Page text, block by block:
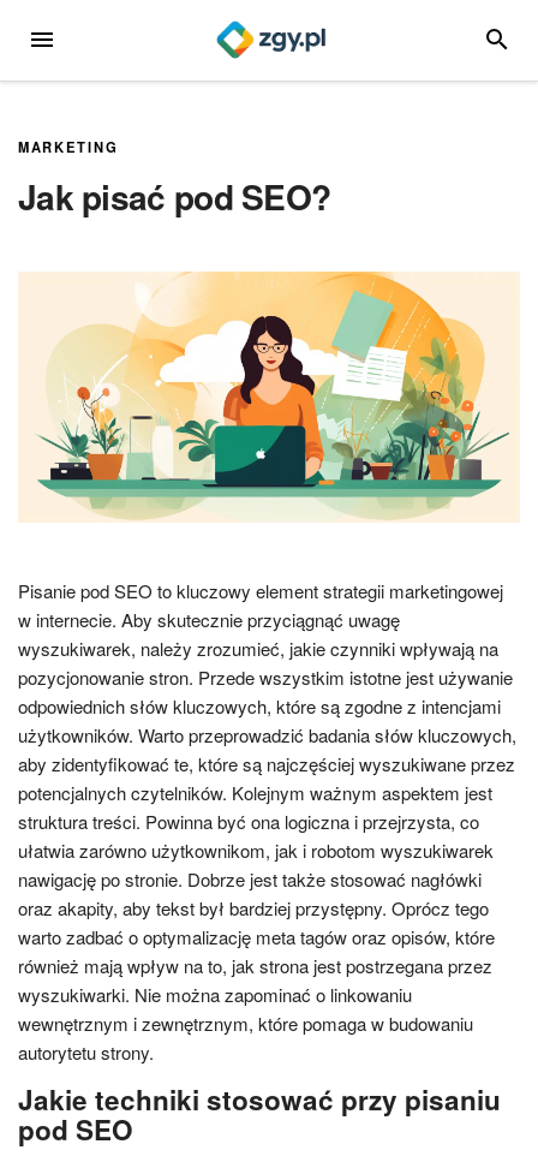
MENU
MARKETING
Jak pisać pod SEO?
Pisanie pod SEO to kluczowy element strategii marketingowej
w internecie. Aby skutecznie przyciągnąć uwagę
wyszukiwarek, należy zrozumieć, jakie czynniki wpływają na
pozycjonowanie stron. Przede wszystkim istotne jest używanie
odpowiednich słów kluczowych, które są zgodne z intencjami
użytkowników. Warto przeprowadzić badania słów kluczowych,
aby zidentyfikować te, które są najczęściej wyszukiwane przez
potencjalnych czytelników. Kolejnym ważnym aspektem jest
struktura treści. Powinna być ona logiczna i przejrzysta, co
ułatwia zarówno użytkownikom, jak i robotom wyszukiwarek
nawigację po stronie. Dobrze jest także stosować nagłówki
oraz akapity, aby tekst był bardziej przystępny. Oprócz tego
warto zadbać o optymalizację meta tagów oraz opisów, które
również mają wpływ na to, jak strona jest postrzegana przez
wyszukiwarki. Nie można zapominać o linkowaniu
wewnętrznym i zewnętrznym, które pomaga w budowaniu
autorytetu strony.
Jakie techniki stosować przy pisaniu
pod SEO